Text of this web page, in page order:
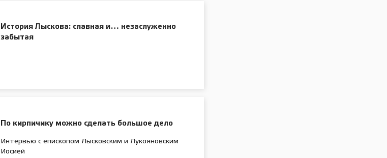
История Лыскова: славная и… незаслуженно
забытая
По кирпичику можно сделать большое дело
Интервью с епископом Лысковским и Лукояновским
Иосией